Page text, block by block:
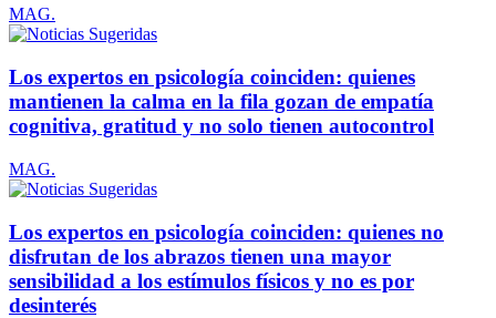
MAG.
Los expertos en psicología coinciden: quienes
mantienen la calma en la fila gozan de empatía
cognitiva, gratitud y no solo tienen autocontrol
MAG.
Los expertos en psicología coinciden: quienes no
disfrutan de los abrazos tienen una mayor
sensibilidad a los estímulos físicos y no es por
desinterés